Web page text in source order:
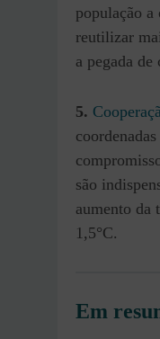
população a
reutilizar
a pegada
5.
são
aumento da
1,5°C.
Em